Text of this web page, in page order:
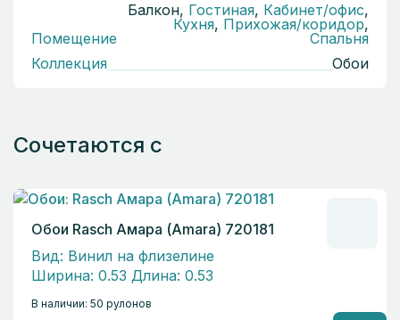
Помещение
Балкон, Гостиная, Кабинет/офис,
Кухня, Прихожая/коридор,
Спальня
Коллекция
Обои
Сочетаются с
Обои Rasch Амара (Amara) 720181
Вид: Винил на флизелине
Ширина: 0.53 Длина: 0.53
В наличии: 50 рулонов